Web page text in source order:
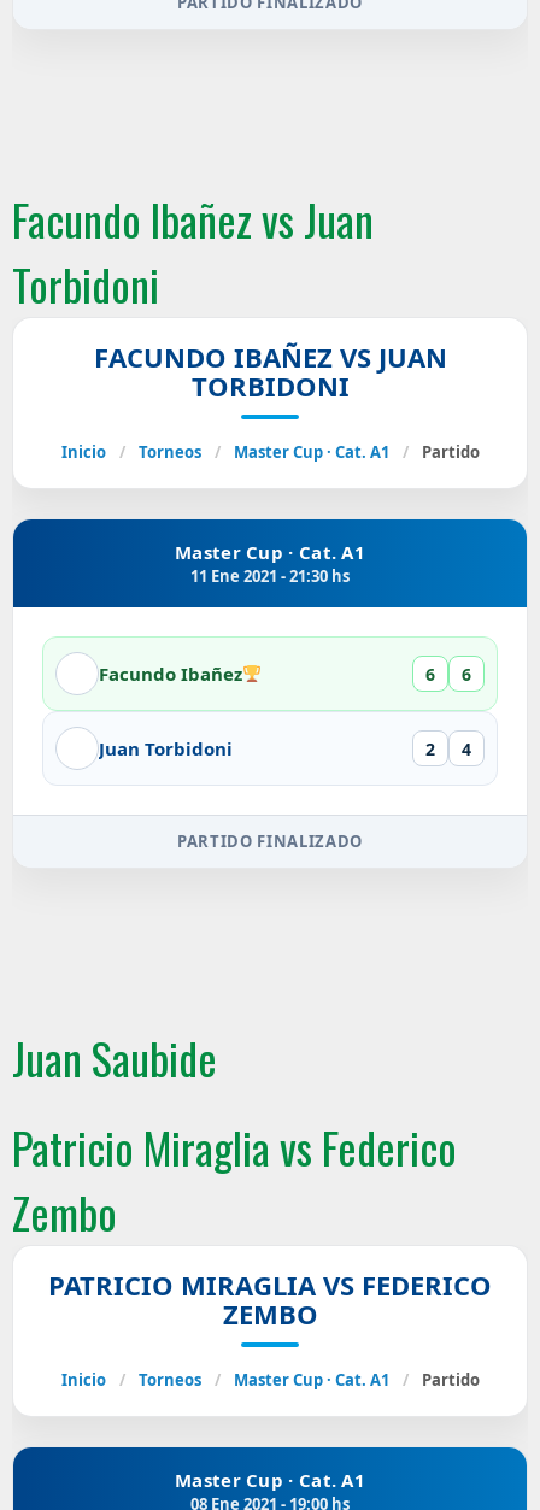
Facundo Ibañez vs Juan
Torbidoni
FACUNDO IBAÑEZ VS JUAN
TORBIDONI
Inicio / Torneos / Master Cup · Cat. A1 / Partido
Master Cup · Cat. A1
11 Ene 2021 - 21:30 hs
Facundo Ibañez 6 6
Juan Torbidoni 2 4
PARTIDO FINALIZADO
Juan Saubide
Patricio Miraglia vs Federico
Zembo
PATRICIO MIRAGLIA VS FEDERICO
ZEMBO
Inicio / Torneos / Master Cup · Cat. A1 / Partido
Master Cup · Cat. A1
08 Ene 2021 - 19:00 hs